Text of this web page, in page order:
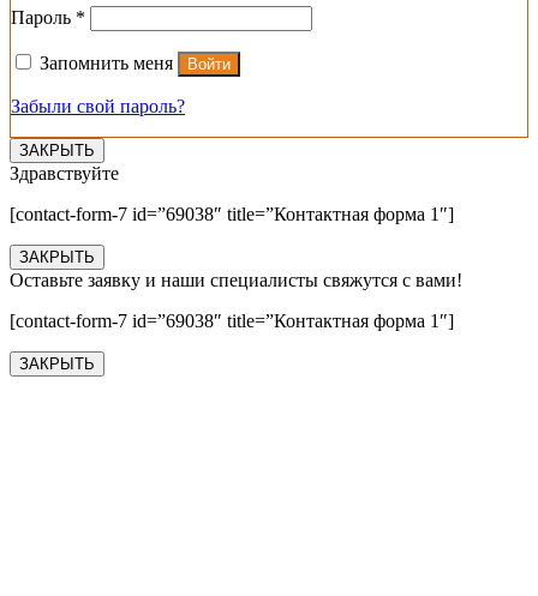
Пароль *
Запомнить меня Войти
Забыли свой пароль?
ЗАКРЫТЬ
Здравствуйте
[contact-form-7 id=”69038″ title=”Контактная форма 1″]
ЗАКРЫТЬ
Оставьте заявку и наши специалисты свяжутся с вами!
[contact-form-7 id=”69038″ title=”Контактная форма 1″]
ЗАКРЫТЬ